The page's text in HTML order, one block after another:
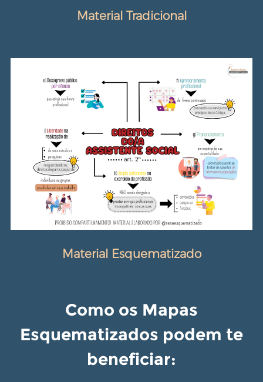
Material Tradicional
Material Esquematizado
Como os Mapas
Esquematizados podem te
beneficiar: